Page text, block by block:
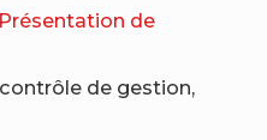
Présentation de
de gestion,